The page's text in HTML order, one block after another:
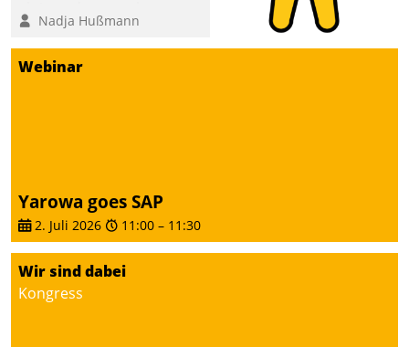
methodisch
Vernetzungsideen fürs
Quartier. Dazwischen
Nadja Hußmann
Webinar
Yarowa goes SAP
2. Juli 2026 11:00 – 11:30
Wir sind dabei
Kongress